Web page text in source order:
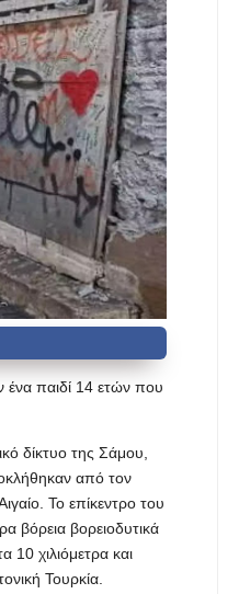
ένα παιδί 14 ετών που
δίκτυο της Σάμου,
από τον
Το επίκεντρο του
βόρεια βορειοδυτικά
10 χιλιόμετρα και
Τουρκία.